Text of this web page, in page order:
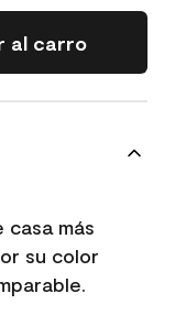
al carro
más
su color